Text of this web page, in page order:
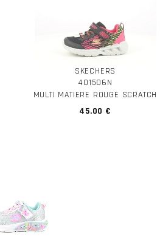
SKECHERS
401506N
MULTI MATIERE ROUGE SCRATCH
45.00 €